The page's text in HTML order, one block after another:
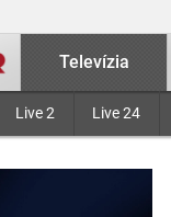
Televízia
Live 2 Live 24